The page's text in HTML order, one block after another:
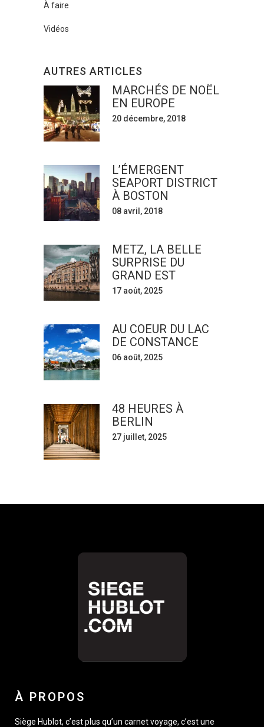
À faire
Vidéos
AUTRES ARTICLES
MARCHÉS DE NOËL
EN EUROPE
20 décembre, 2018
L’ÉMERGENT
SEAPORT DISTRICT
À BOSTON
08 avril, 2018
METZ, LA BELLE
SURPRISE DU
GRAND EST
17 août, 2025
AU COEUR DU LAC
DE CONSTANCE
06 août, 2025
48 HEURES À
BERLIN
27 juillet, 2025
À PROPOS
Siège Hublot, c’est plus qu’un carnet voyage, c’est une